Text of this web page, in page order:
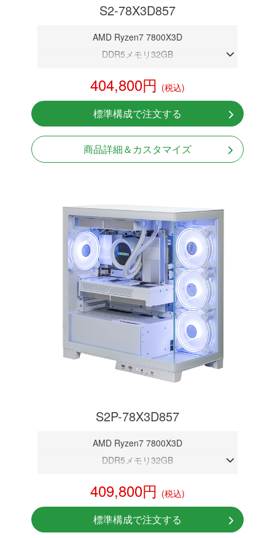
S2-78X3D857
AMD Ryzen7 7800X3D
DDR5メモリ32GB
NVMeSSD 1TB
無線LAN Bluetooth対応
Windows11 Home 64bit
404,800円 (税込)
標準構成で注文する
商品詳細＆カスタマイズ
S2P-78X3D857
AMD Ryzen7 7800X3D
DDR5メモリ32GB
NVMeSSD 1TB
無線LAN Bluetooth対応
Windows11 Home 64bit
409,800円 (税込)
標準構成で注文する